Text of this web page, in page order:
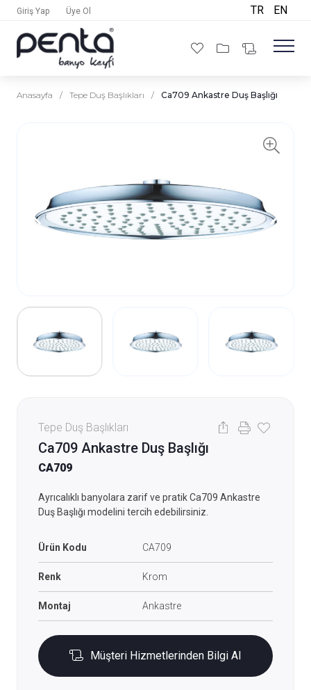
Giriş Yap Üye Ol TR EN
Anasayfa / Tepe Duş Başlıkları / Ca709 Ankastre Duş Başlığı
Tepe Duş Başlıkları
Ca709 Ankastre Duş Başlığı
CA709
Ayrıcalıklı banyolara zarif ve pratik Ca709 Ankastre
Duş Başlığı modelini tercih edebilirsiniz.
Ürün Kodu CA709
Renk Krom
Montaj Ankastre
Müşteri Hizmetlerinden Bilgi Al